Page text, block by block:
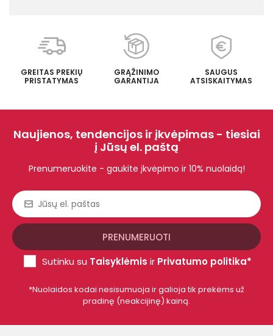
GREITAS PREKIŲ
PRISTATYMAS
GRĄŽINIMO
GARANTIJA
SAUGUS
ATSISKAITYMAS
Naujienos, tendencijos ir įkvėpimas - tiesiai
į Jūsų el. paštą
Prenumeruokite - gaukite įkvėpimo ir 10% nuolaidą!
Sutinku su Taisyklėmis ir Privatumo politika*
*Nuolaidos kodai nesisumuoja ir galioja tik prekėms už
pradinę (neakcijinę) kainą.